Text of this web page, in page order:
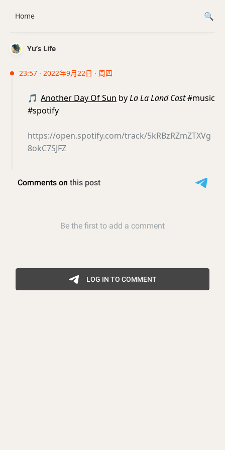
Yu’s Life
23:57 · 2022年9月22日 · 周四
🎵 Another Day Of Sun byLa La Land Cast#music
#spotify
https://open.spotify.com/track/5kRBzRZmZTXVg
8okC7SJFZ
Home